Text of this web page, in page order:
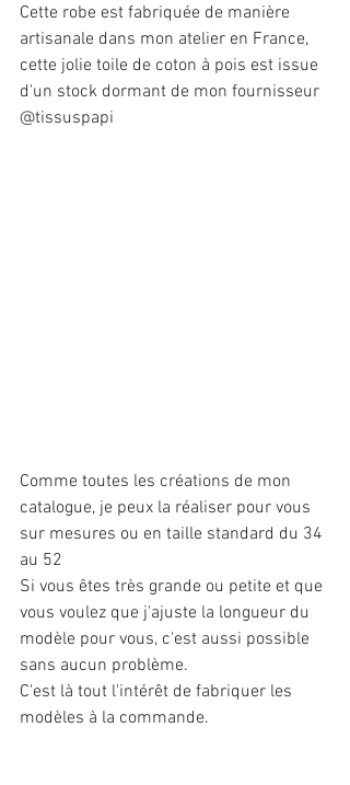
Cette robe est fabriquée de manière
artisanale dans mon atelier en France,
cette jolie toile de coton à pois est issue
d'un stock dormant de mon fournisseur
@tissuspapi
Comme toutes les créations de mon
catalogue, je peux la réaliser pour vous
sur mesures ou en taille standard du 34
au 52
Si vous êtes très grande ou petite et que
vous voulez que j'ajuste la longueur du
modèle pour vous, c'est aussi possible
sans aucun problème.
C'est là tout l'intérêt de fabriquer les
modèles à la commande.